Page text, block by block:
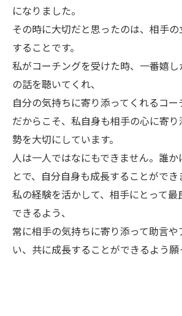
になりました。
その時に大切だと思ったのは、相手
することです。
私がコーチングを受けた時、一番嬉
の話を聴いてくれ、
自分の気持ちに寄り添ってくれるコー
だからこそ、私自身も相手の心に寄
勢を大切にしています。
人は一人ではなにもできません。誰か
とで、自分自身も成長することができ
私の経験を活かして、相手にとって最
できるよう、
常に相手の気持ちに寄り添って助言
い、共に成長することができるよう願